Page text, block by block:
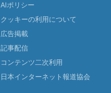
AIポリシー
クッキーの利用について
広告掲載
記事配信
コンテンツ二次利用
日本インターネット報道協会